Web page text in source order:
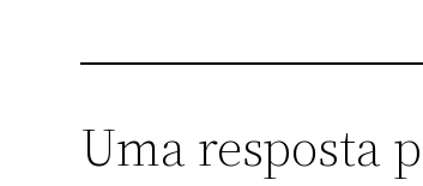
Uma resposta